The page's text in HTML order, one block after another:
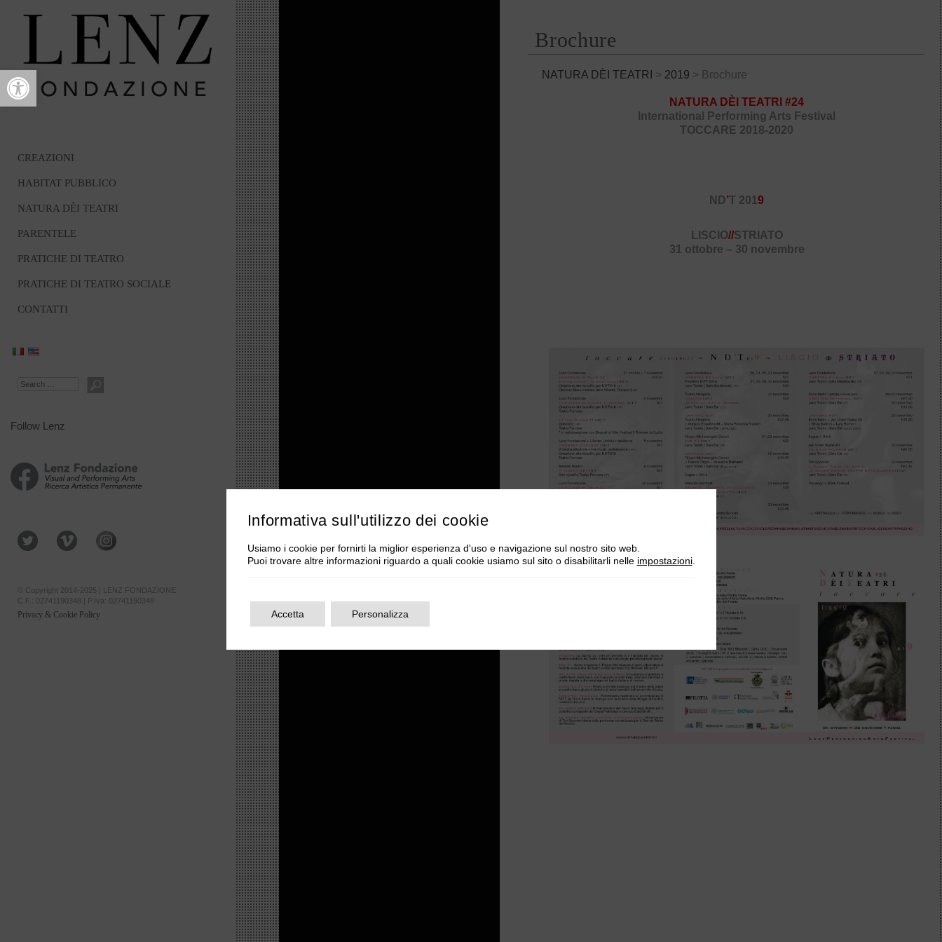
Open toolbar
CREAZIONI
HABITAT PUBBLICO
NATURA DÈI TEATRI
PARENTELE
PRATICHE DI TEATRO
PRATICHE DI TEATRO SOCIALE
CONTATTI
Follow Lenz
© Copyright 2014-2025 | LENZ FONDAZIONE
C.F.: 02741190348 | P.Iva: 02741190348
Privacy & Cookie Policy
Brochure
NATURA DÈI TEATRI > 2019 > Brochure
NATURA DÈI TEATRI #24
International Performing Arts Festival
TOCCARE 2018-2020
ND’T 2019
LISCIO//STRIATO
31 ottobre – 30 novembre
Informativa sull'utilizzo dei cookie
Usiamo i cookie per fornirti la miglior esperienza d'uso e navigazione sul nostro sito web.
Puoi trovare altre informazioni riguardo a quali cookie usiamo sul sito o disabilitarli nelle impostazioni.
Accetta Personalizza